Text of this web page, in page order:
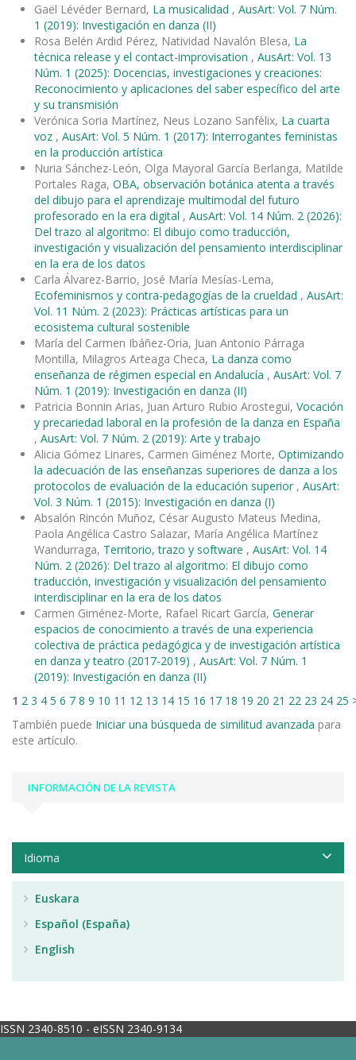
Gaël Lévéder Bernard, La musicalidad , AusArt: Vol. 7 Núm.
1 (2019): Investigación en danza (II)
Rosa Belén Ardid Pérez, Natividad Navalón Blesa, La
técnica release y el contact-improvisation , AusArt: Vol. 13
Núm. 1 (2025): Docencias, investigaciones y creaciones:
Reconocimiento y aplicaciones del saber específico del arte
y su transmisión
Verónica Soria Martínez, Neus Lozano Sanfèlix, La cuarta
voz , AusArt: Vol. 5 Núm. 1 (2017): Interrogantes feministas
en la producción artística
Nuria Sánchez-León, Olga Mayoral García Berlanga, Matilde
Portales Raga, OBA, observación botánica atenta a través
del dibujo para el aprendizaje multimodal del futuro
profesorado en la era digital , AusArt: Vol. 14 Núm. 2 (2026):
Del trazo al algoritmo: El dibujo como traducción,
investigación y visualización del pensamiento interdisciplinar
en la era de los datos
Carla Álvarez-Barrio, José María Mesías-Lema,
Ecofeminismos y contra-pedagogías de la crueldad , AusArt:
Vol. 11 Núm. 2 (2023): Prácticas artísticas para un
ecosistema cultural sostenible
María del Carmen Ibáñez-Oria, Juan Antonio Párraga
Montilla, Milagros Arteaga Checa, La danza como
enseñanza de régimen especial en Andalucía , AusArt: Vol. 7
Núm. 1 (2019): Investigación en danza (II)
Patricia Bonnin Arias, Juan Arturo Rubio Arostegui, Vocación
y precariedad laboral en la profesión de la danza en España
, AusArt: Vol. 7 Núm. 2 (2019): Arte y trabajo
Alicia Gómez Linares, Carmen Giménez Morte, Optimizando
la adecuación de las enseñanzas superiores de danza a los
protocolos de evaluación de la educación superior , AusArt:
Vol. 3 Núm. 1 (2015): Investigación en danza (I)
Absalón Rincón Muñoz, César Augusto Mateus Medina,
Paola Angélica Castro Salazar, María Angélica Martínez
Wandurraga, Territorio, trazo y software , AusArt: Vol. 14
Núm. 2 (2026): Del trazo al algoritmo: El dibujo como
traducción, investigación y visualización del pensamiento
interdisciplinar en la era de los datos
Carmen Giménez-Morte, Rafael Ricart García, Generar
espacios de conocimiento a través de una experiencia
colectiva de práctica pedagógica y de investigación artística
en danza y teatro (2017-2019) , AusArt: Vol. 7 Núm. 1
(2019): Investigación en danza (II)
1 2 3 4 5 6 7 8 9 10 11 12 13 14 15 16 17 18 19 20 21 22 23 24 25
También puede Iniciar una búsqueda de similitud avanzada para
este artículo.
INFORMACIÓN DE LA REVISTA
Idioma
Euskara
Español (España)
English
ISSN 2340-8510 - eISSN 2340-9134